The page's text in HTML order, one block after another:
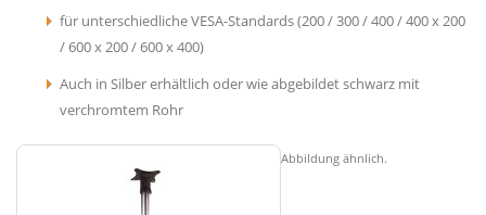
für unterschiedliche VESA-Standards (200 / 300 / 400 / 400 x 200
/ 600 x 200 / 600 x 400)
Auch in Silber erhältlich oder wie abgebildet schwarz mit
verchromtem Rohr
Abbildung ähnlich.